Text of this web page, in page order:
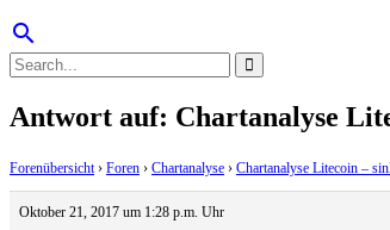
search
Antwort auf: Chartanalyse
Forenübersicht › Foren › Chartanalyse › Chartanalyse Litecoin –
Oktober 21, 2017 um 1:28 p.m. Uhr